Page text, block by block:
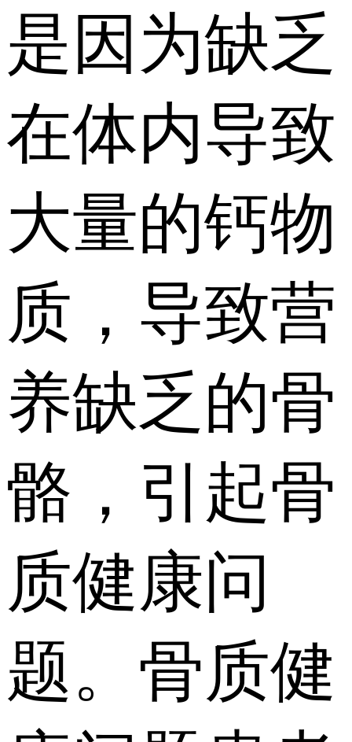
是因为缺乏
在体内导致
大量的钙物
质，导致营
养缺乏的骨
骼，引起骨
质健康问
题。骨质健